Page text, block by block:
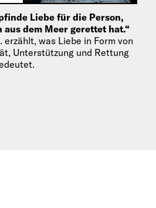
Liebe für die Person,
aus dem Meer gerettet hat.“
erzählt, was Liebe in Form von
Unterstützung und Rettung